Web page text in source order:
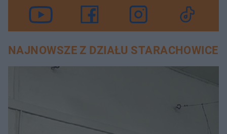
NAJNOWSZE Z DZIAŁU STARACHOWICE